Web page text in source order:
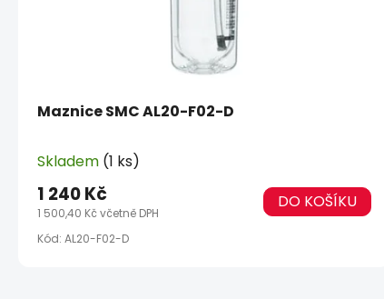
Maznice SMC AL20-F02-D
Skladem (1 ks)
1 500,40 Kč včetně DPH
1 240 Kč DO KOŠÍKU
Kód: AL20-F02-D